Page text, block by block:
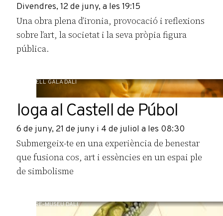
Divendres, 12 de juny, a les 19:15
Una obra plena d’ironia, provocació i reflexions
sobre l’art, la societat i la seva pròpia figura
pública.
CASTELL GALA DALÍ
Ioga al Castell de Púbol
6 de juny, 21 de juny i 4 de juliol a les 08:30
Submergeix-te en una experiència de benestar
que fusiona cos, art i essències en un espai ple
de simbolisme
TEATRE-MUSEU DALÍ